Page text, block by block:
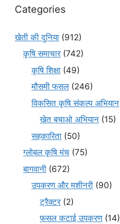
Categories
खेती की दुनिया (912)
कृषि समाचार(742)
कृषि शिक्षा (49)
मौसमी फसल(246)
विकसित कृषि संकल्प अभियान
खेत बचाओ अभियान (15)
सहकारिता (50)
ग्लोबल कृषि मंच (75)
बागवानी (672)
उपकरण और मशीनरी (90)
ट्रैक्टर(2)
फसल कटाई उपकरण(14)